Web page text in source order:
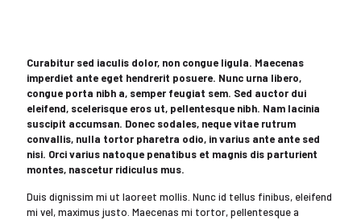
Curabitur sed iaculis dolor, non congue ligula. Maecenas
imperdiet ante eget hendrerit posuere. Nunc urna libero,
congue porta nibh a, semper feugiat sem. Sed auctor dui
eleifend, scelerisque eros ut, pellentesque nibh. Nam lacinia
suscipit accumsan. Donec sodales, neque vitae rutrum
convallis, nulla tortor pharetra odio, in varius ante ante sed
nisi. Orci varius natoque penatibus et magnis dis parturient
montes, nascetur ridiculus mus.
Duis dignissim mi ut laoreet mollis. Nunc id tellus finibus, eleifend
mi vel, maximus justo. Maecenas mi tortor, pellentesque a